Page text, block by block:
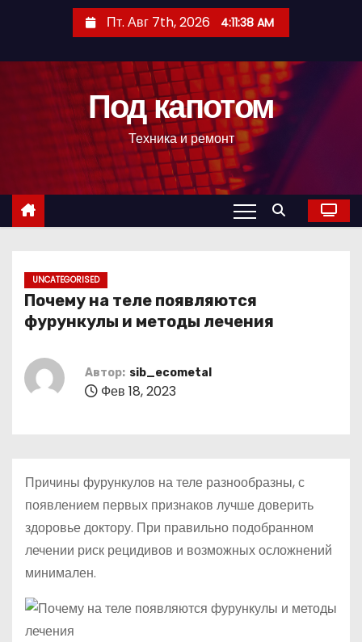
с
Пт. Авг 7th, 2026 4:11:39 AM
Под капотом
Техника и ремонт
UNCATEGORISED
Почему на теле появляются
фурункулы и методы лечения
Автор: sib_ecometal
Фев 18, 2023
Причины фурункулов на теле разнообразны, с
появлением первых признаков лучше доверить
здоровье доктору. При правильно подобранном
лечении риск рецидивов и возможных осложнений
минимален.